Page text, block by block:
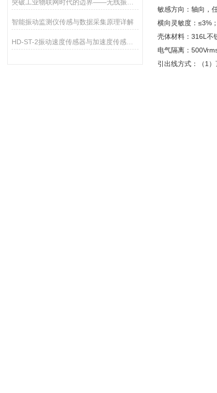
智能振动监测仪传感与数据采集原理详解
敏感方向：轴向，
横向灵敏度：≤3%
壳体材料：316L不
电气隔离：
引出线方式：（1